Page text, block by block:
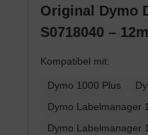
Original Dymo
S0718040 –
Kompatibel mit:
Dymo 1000 Plus
Dymo Labelmanager
Dymo Labelmanager